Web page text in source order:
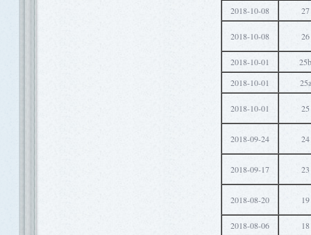
2018-10-08
27
2018-10-08 26
2018-10-01
25b
2018-10-01
25a
2018-10-01 25
2018-09-24 24
2018-09-17 23
2018-08-20 19
2018-08-06
18